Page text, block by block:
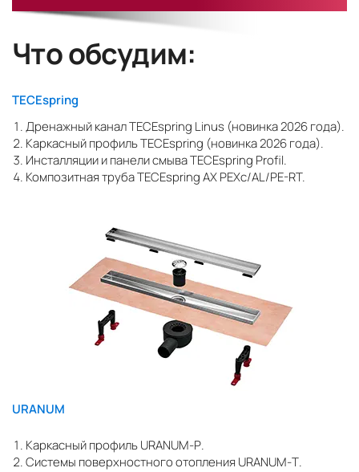
Что обсудим:
TECEspring
Дренажный канал ТЕСЕspring Linus (новинка 2026 года).
Каркасный профиль ТЕСЕspring (новинка 2026 года).
Инсталляции и панели смыва ТЕСЕspring Profil.
Композитная труба ТЕСЕspring AX PEXc/AL/PE-RT.
URANUM
Каркасный профиль URANUM-Р.
Системы поверхностного отопления URANUM-Т.